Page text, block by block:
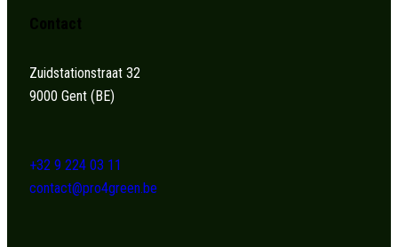
Contact
Zuidstationstraat 32
9000 Gent (BE)
+32 9 224 03 11
contact@pro4green.be